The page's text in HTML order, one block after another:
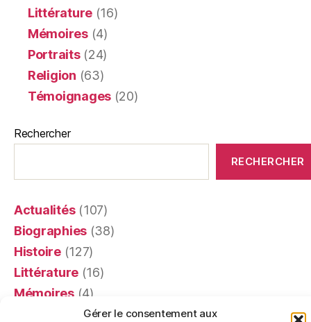
Gérer le consentement aux
Littérature (16)
Mémoires(4)
Portraits(24)
Religion (63)
Témoignages (20)
Rechercher
RECHERCHER
Actualités(107)
Biographies (38)
Histoire(127)
Littérature (16)
Mémoires(4)
(24)